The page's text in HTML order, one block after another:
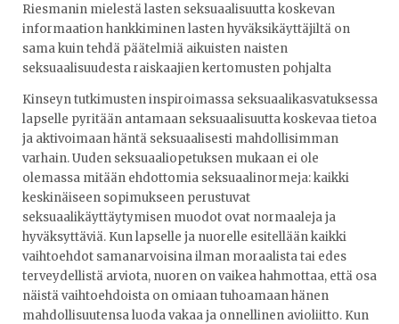
Riesmanin mielestä lasten seksuaalisuutta koskevan
informaation hankkiminen lasten hyväksikäyttäjiltä on
sama kuin tehdä päätelmiä aikuisten naisten
seksuaalisuudesta raiskaajien kertomusten pohjalta
Kinseyn tutkimusten inspiroimassa seksuaalikasvatuksessa
lapselle pyritään antamaan seksuaalisuutta koskevaa tietoa
ja aktivoimaan häntä seksuaalisesti mahdollisimman
varhain. Uuden seksuaaliopetuksen mukaan ei ole
olemassa mitään ehdottomia seksuaalinormeja: kaikki
keskinäiseen sopimukseen perustuvat
seksuaalikäyttäytymisen muodot ovat normaaleja ja
hyväksyttäviä. Kun lapselle ja nuorelle esitellään kaikki
vaihtoehdot samanarvoisina ilman moraalista tai edes
terveydellistä arviota, nuoren on vaikea hahmottaa, että osa
näistä vaihtoehdoista on omiaan tuhoamaan hänen
mahdollisuutensa luoda vakaa ja onnellinen avioliitto. Kun